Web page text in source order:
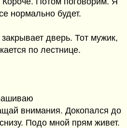
нормально будет.
дверь. Тот мужик,
по лестнице.
внимания. Докопался до
Подо мной прям живет.